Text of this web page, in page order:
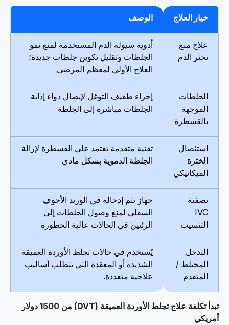
خيار العلاج الوصف
علاج منع
تخثر الدم
أدوية سيولة الدم المستخدمة لمنع نمو
الجلطات وتقليل تكوين جلطات جديدة؛
العلاج الأولي لمعظم المرضى
الجلطات
الموجهة
بالقسطرة
إجراء طفيف التوغل لإيصال دواء إذابة
الجلطات مباشرة إلى الجلطة
استئصال
الخثرة
الميكانيكي
تقنية متقدمة تعتمد على القسطرة لإزالة
الجلطة الدموية بشكل مادي
تصفية
IVC
التنسيب
جهاز يتم إدخاله في الوريد الأجوف
السفلي لمنع وصول الجلطات إلى
الرئتين في الحالات عالية الخطورة
التدخل
المختلط /
المتقدم
يُستخدم في حالات تجلط الأوردة العميقة
الشديدة أو المعقدة التي تتطلب أساليب
علاجية متعددة.
تبدأ تكلفة علاج تجلط الأوردة العميقة (DVT) من 1500 دولار
أمريكي